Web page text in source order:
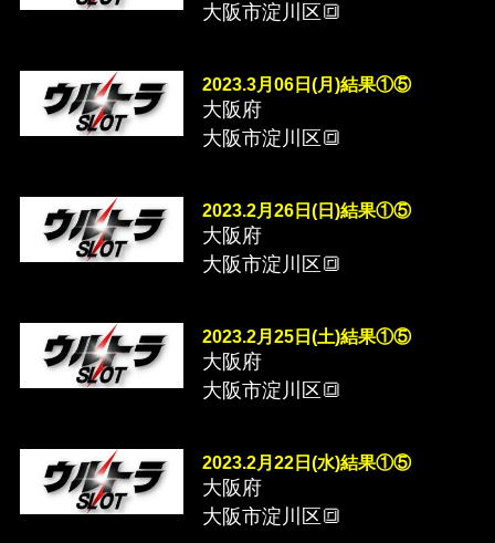
大阪市淀川区🔳
2023.3月06日(月)結果①⑤
大阪府
大阪市淀川区🔳
2023.2月26日(日)結果①⑤
大阪府
大阪市淀川区🔳
2023.2月25日(土)結果①⑤
大阪府
大阪市淀川区🔳
2023.2月22日(水)結果①⑤
大阪府
大阪市淀川区🔳